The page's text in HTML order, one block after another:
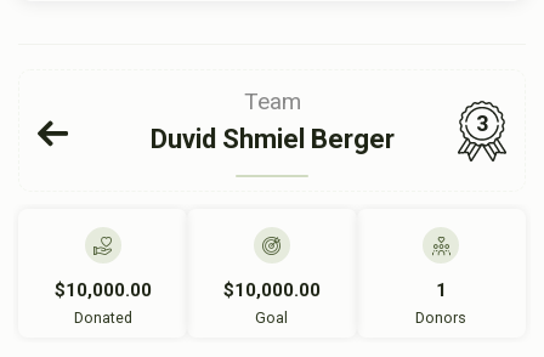
Team
Duvid Shmiel Berger
3
$10,000.00
Donated
$10,000.00
Goal
1
Donors